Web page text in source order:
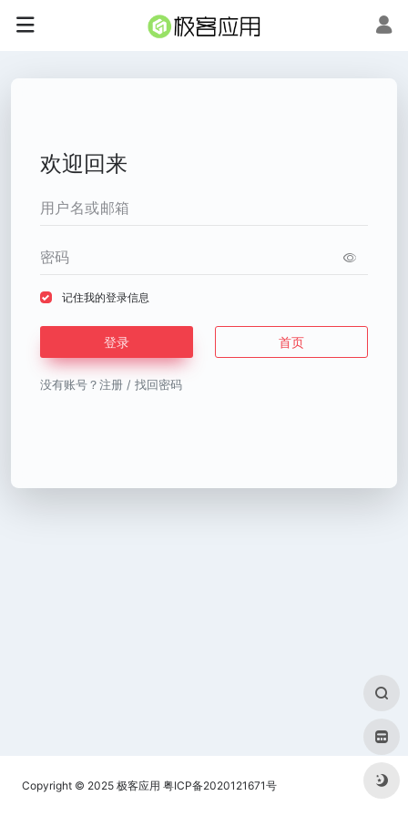
欢迎回来
记住我的登录信息
登录 首页
没有账号？ 注册 / 找回密码
Copyright © 2025 极客应用 粤ICP备2020121671号